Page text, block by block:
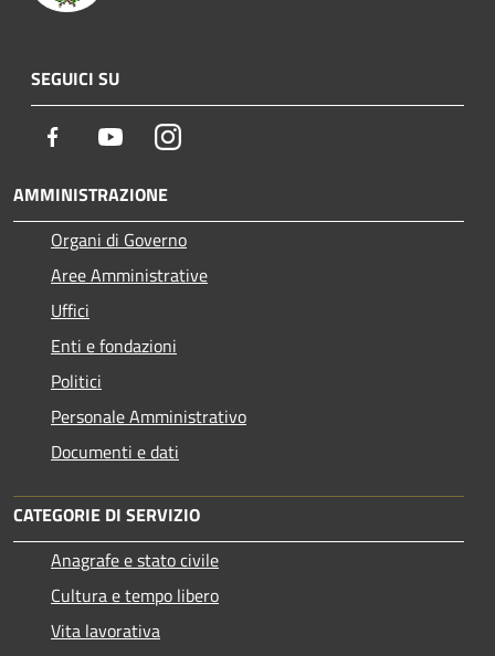
SEGUICI SU
Facebook YoutubeInstagram
AMMINISTRAZIONE
Organi di Governo
Aree Amministrative
Uffici
Enti e fondazioni
Politici
Personale Amministrativo
Documenti e dati
CATEGORIE DI SERVIZIO
Anagrafe e stato civile
Cultura e tempo libero
Vita lavorativa